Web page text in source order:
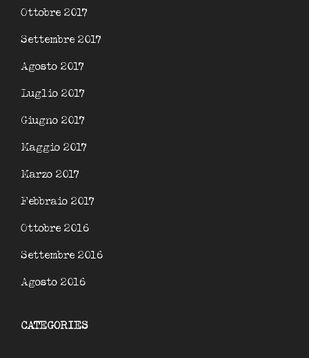
Ottobre 2017
Settembre 2017
Agosto 2017
Luglio 2017
Giugno 2017
Maggio 2017
Marzo 2017
Febbraio 2017
Ottobre 2016
Settembre 2016
Agosto 2016
CATEGORIES